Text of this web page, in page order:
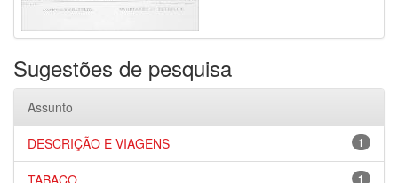
Sugestões de pesquisa
Assunto
1
DESCRIÇÃO E VIAGENS
1
TABACO